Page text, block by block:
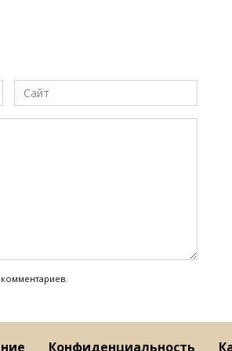
Сайт
Конфиденциальность